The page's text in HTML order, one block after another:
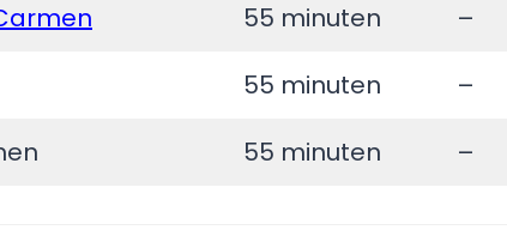
55 minuten
–
55 minuten
–
55 minuten –